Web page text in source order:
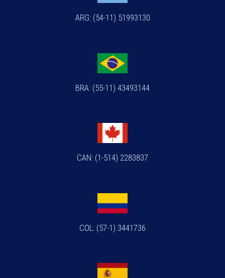
ARG: (54-11) 51993130
BRA: (55-11) 43493144
CAN: (1-514) 2283837
COL: (57-1) 3441736